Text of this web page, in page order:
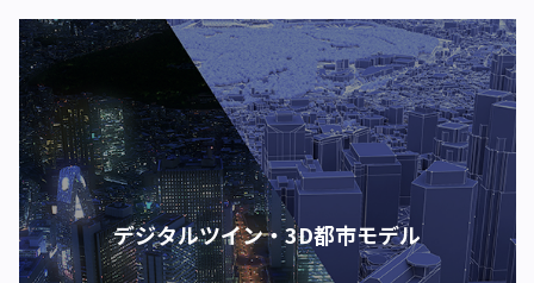
デジタルツイン・3D都市モデル